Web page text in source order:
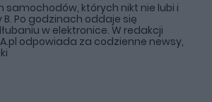
samochodów, których nikt nie lubi i
Po godzinach oddaje się
w elektronice. W redakcji
odpowiada za codzienne newsy,